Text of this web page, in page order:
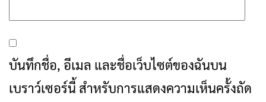
บันทึกชื่อ, อีเมล และชื่อเว็บไซต์ของฉันบน
เบราว์เซอร์นี้ สำหรับการแสดงความเห็นครั้งถัด